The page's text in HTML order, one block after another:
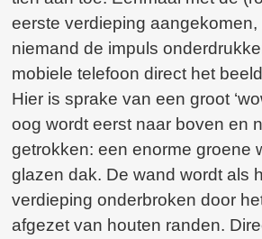
eerste verdieping aangekomen,
niemand de impuls
mobiele telefoon direct het
Hier is sprake van een groot
oog wordt eerst naar boven en
getrokken: een enorme groene
glazen dak. De wand wordt als
verdieping onderbroken door
afgezet van houten randen.